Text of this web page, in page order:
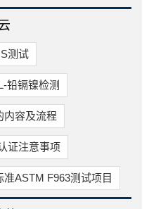
测试
铅镉镍检测
内容及流程
证注意事项
准ASTM F963测试项目